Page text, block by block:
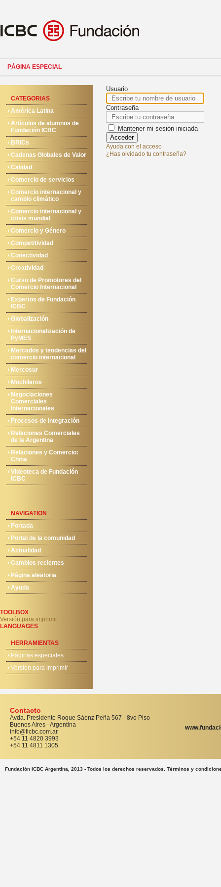
PÁGINA ESPECIAL
CATEGORIAS
América Latina
Artículos de alumnos de
Fundación ICBC
BRICs
Cadenas Globales de Valor
Calidad
Comercio de servicios
Comercio internacional y
cambio climático
Comercio internacional y
crisis mundial
Comercio y Género
Competitividad
Conectividad
Creatividad
Curso de Promotores del
Comercio Internacional
Expertos de Fundación
ICBC
Globalización
Internacionalización de
PyMES
Mercados y tendencias del
comercio internacional
Mercosur
Mochileros
Negociaciones
Comerciales
Internacionales
Procesos de integración
Relaciones Comerciales
de la Argentina
Relaciones y Comercio:
China
Videoteca de Fundación
ICBC
NAVIGATION
Portada
Portal de la comunidad
Actualidad
Cambios recientes
Página aleatoria
Ayuda
TOOLBOX
Versión para imprimir
LANGUAGES
HERRAMIENTAS
Páginas especiales
Versión para imprimir
Usuario
Contraseña
Mantener mi sesión iniciada
Acceder
Ayuda con el acceso
¿Has olvidado tu contraseña?
Contacto
Avda. Presidente Roque Sáenz Peña 567 - 8vo Piso
Buenos Aires - Argentina
info@ficbc.com.ar
+54 11 4820 3993
+54 11 4811 1305
Fundación ICBC Argentina, 2013 - Todos los derechos reservados. Términos y